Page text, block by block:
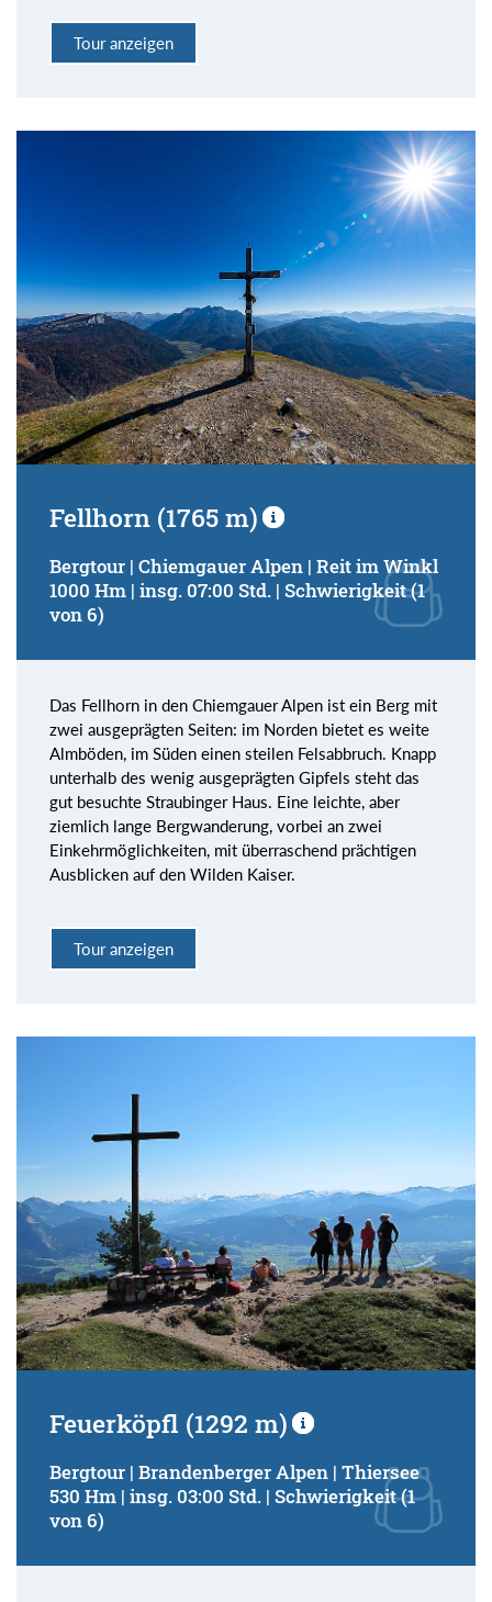
Tour anzeigen
Fellhorn (1765 m)
Bergtour | Chiemgauer Alpen | Reit im Winkl
1000 Hm | insg. 07:00 Std. | Schwierigkeit (1
von 6)
Das Fellhorn in den Chiemgauer Alpen ist ein Berg mit
zwei ausgeprägten Seiten: im Norden bietet es weite
Almböden, im Süden einen steilen Felsabbruch. Knapp
unterhalb des wenig ausgeprägten Gipfels steht das
gut besuchte Straubinger Haus. Eine leichte, aber
ziemlich lange Bergwanderung, vorbei an zwei
Einkehrmöglichkeiten, mit überraschend prächtigen
Ausblicken auf den Wilden Kaiser.
Tour anzeigen
Feuerköpfl (1292 m)
Bergtour | Brandenberger Alpen | Thiersee
530 Hm | insg. 03:00 Std. | Schwierigkeit (1
von 6)